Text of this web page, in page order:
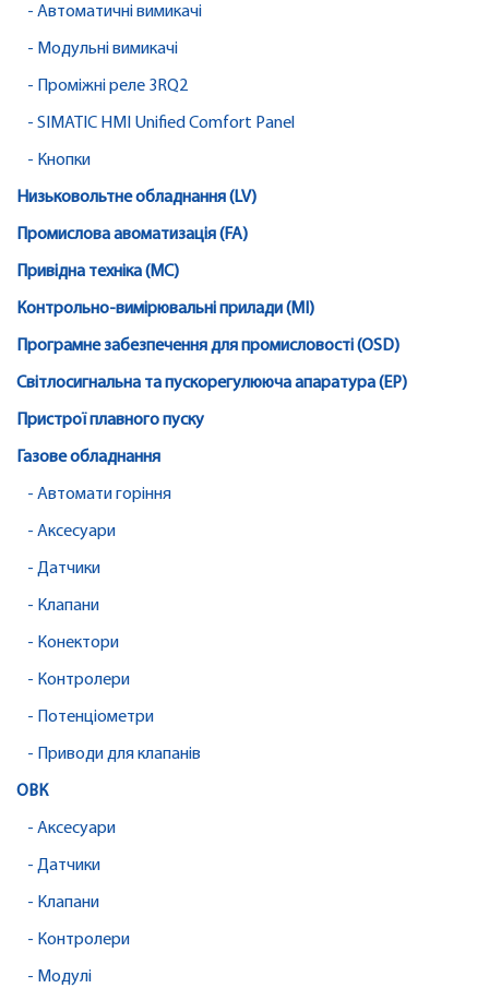
- Автоматичні вимикачі
- Модульні вимикачі
- Проміжні реле 3RQ2
- SIMATIC HMI Unified Comfort Panel
- Кнопки
Низьковольтне обладнання (LV)
Промислова авоматизація (FA)
Привідна техніка (MC)
Контрольно-вимірювальні прилади (MI)
Програмне забезпечення для промисловості (OSD)
Світлосигнальна та пускорегулююча апаратура (EP)
Пристрої плавного пуску
Газове обладнання
- Автомати горіння
- Аксесуари
- Датчики
- Клапани
- Конектори
- Контролери
- Потенціометри
- Приводи для клапанів
ОВК
- Аксесуари
- Датчики
- Клапани
- Контролери
- Модулі